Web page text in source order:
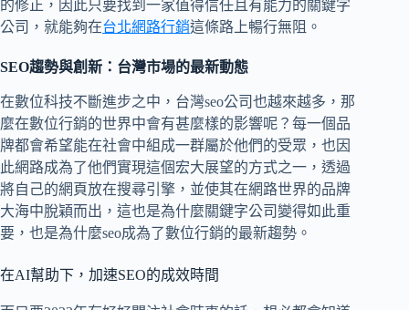
的修正，因此只要找到一家值得信任且有能力的關鍵字
公司，就能夠在台北網路行銷這條路上暢行無阻。
SEO趨勢與創新：台灣市場的最新動態
在數位科技不斷進步之中，台灣seo公司也越來越多，那
麼在數位行銷的世界中會有甚麼樣的影響呢？每一個品
牌都會希望能在社會中組成一群屬於他們的受眾，也因
此網路成為了他們實現這個宏大展望的方式之一，透過
將自己的網頁放在搜尋引擎，並使其在網路世界的品牌
大海中脫穎而出，這也是為什麼關鍵字公司變得如此重
要，也是為什麼seo成為了數位行銷的最新趨勢。
在AI幫助下，加速SEO的成效時間